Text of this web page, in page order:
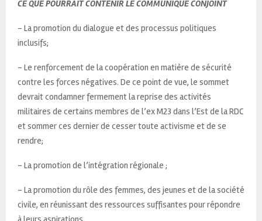
CE QUE POURRAIT CONTENIR LE COMMUNIQUÉ CONJOINT
– La promotion du dialogue et des processus politiques
inclusifs;
– Le renforcement de la coopération en matière de sécurité
contre les forces négatives. De ce point de vue, le sommet
devrait condamner fermement la reprise des activités
militaires de certains membres de l’ex M23 dans l’Est de la RDC
et sommer ces dernier de cesser toute activisme et de se
rendre;
– La promotion de l’intégration régionale ;
– La promotion du rôle des femmes, des jeunes et de la société
civile, en réunissant des ressources suffisantes pour répondre